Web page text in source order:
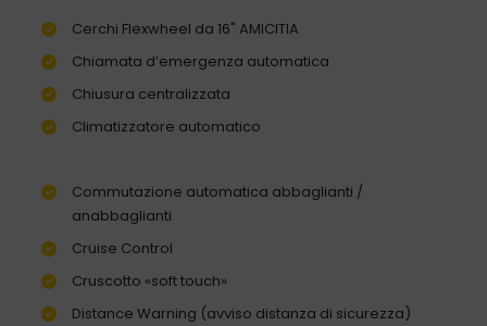
Cerchi Flexwheel da 16" AMICITIA
Chiamata d’emergenza automatica
Chiusura centralizzata
Climatizzatore automatico
Commutazione automatica abbaglianti /
anabbaglianti
Cruise Control
Cruscotto «soft touch»
Distance Warning (avviso distanza di sicurezza)